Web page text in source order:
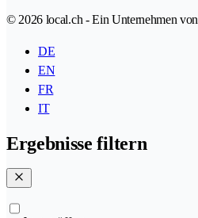
© 2026 local.ch - Ein Unternehmen von
DE
EN
FR
IT
Ergebnisse filtern